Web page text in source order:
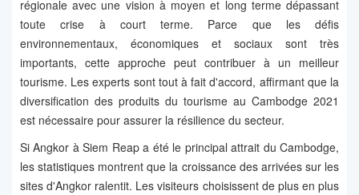
régionale avec une vision à moyen et long terme dépassant
toute crise à court terme. Parce que les défis
environnementaux, économiques et sociaux sont très
importants, cette approche peut contribuer à un meilleur
tourisme. Les experts sont tout à fait d'accord, affirmant que la
diversification des produits du tourisme au Cambodge 2021
est nécessaire pour assurer la résilience du secteur.
Si Angkor à Siem Reap a été le principal attrait du Cambodge,
les statistiques montrent que la croissance des arrivées sur les
sites d'Angkor ralentit. Les visiteurs choisissent de plus en plus